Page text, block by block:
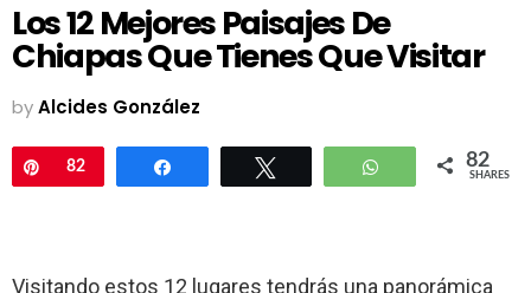
Los 12 Mejores Paisajes De
Chiapas Que Tienes Que Visitar
byAlcides González
Pin
82 WhatsApp82
SHARES
Visitando estos 12 lugares tendrás una panorámica